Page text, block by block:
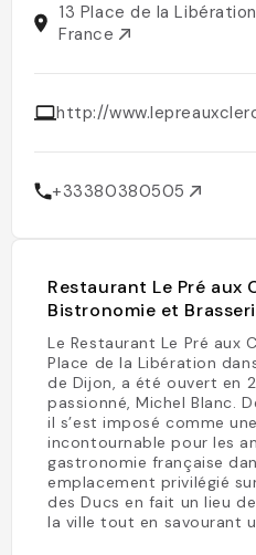
13 Place de la
France
http://
+33380380505
Restaurant Le Pré aux
Bistronomie et
Le Restaurant Le Pré aux
Place de la Libération
de Dijon, a été ouvert en
passionné, Michel Blanc.
il s’est imposé comme
incontournable pour les
gastronomie française
emplacement privilégié
des Ducs en fait un lieu
la ville tout en savourant